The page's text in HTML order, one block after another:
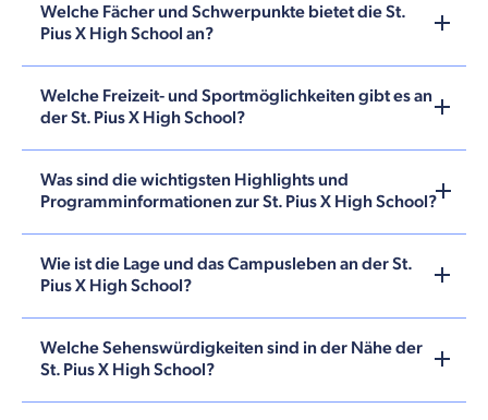
Welche Fächer und Schwerpunkte bietet die St.
Pius X High School an?
Welche Freizeit- und Sportmöglichkeiten gibt es an
der St. Pius X High School?
Was sind die wichtigsten Highlights und
Programminformationen zur St. Pius X High School?
Wie ist die Lage und das Campusleben an der St.
Pius X High School?
Welche Sehenswürdigkeiten sind in der Nähe der
St. Pius X High School?